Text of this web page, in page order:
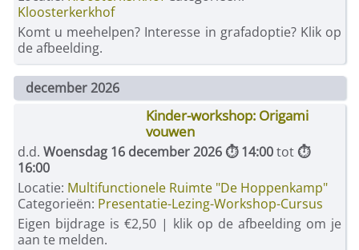
Kloosterkerkhof
Komt u meehelpen? Interesse in grafadoptie? Klik op
de afbeelding.
december 2026
Kinder-workshop: Origami
vouwen
d.d.Woensdag 16 december 2026 ⏱ 14:00tot ⏱
16:00
Locatie: Multifunctionele Ruimte "De Hoppenkamp"
Categorieën: Presentatie-Lezing-Workshop-Cursus
Eigen bijdrage is €2,50 | klik op de afbeelding om je
aan te melden.